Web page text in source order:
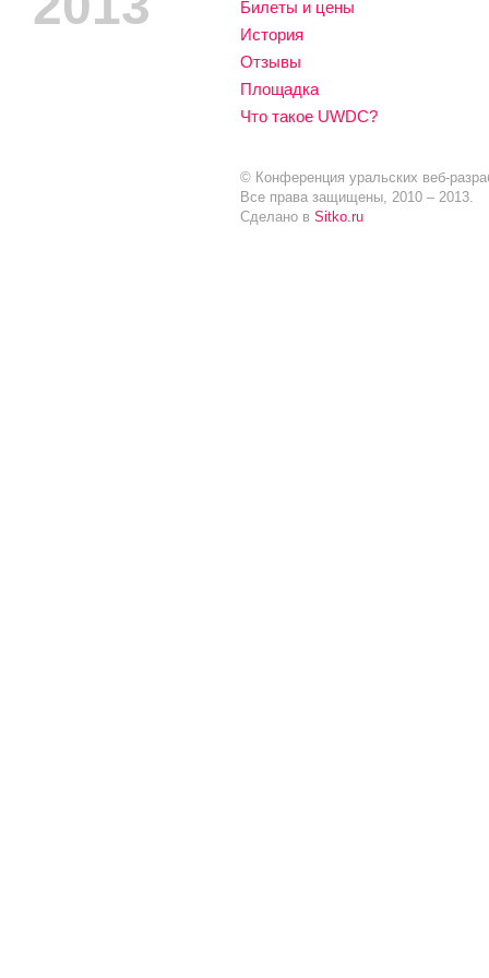
Билеты и цены
История
Отзывы
Площадка
Что такое UWDC?
© Конференция уральских веб-
Все права защищены, 2010 – 2013.
Сделано в Sitko.ru